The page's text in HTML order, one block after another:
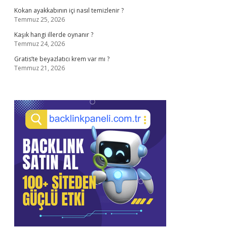
Kokan ayakkabının içi nasıl temizlenir ?
Temmuz 25, 2026
Kaşık hangi illerde oynanır ?
Temmuz 24, 2026
Gratis’te beyazlatıcı krem var mı ?
Temmuz 21, 2026